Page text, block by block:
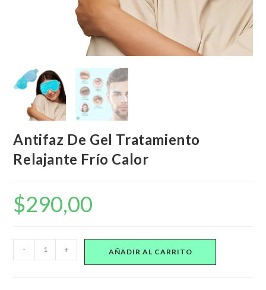
Antifaz De Gel Tratamiento
Relajante Frío Calor
$290,00
De
- + AÑADIR AL CARRITO